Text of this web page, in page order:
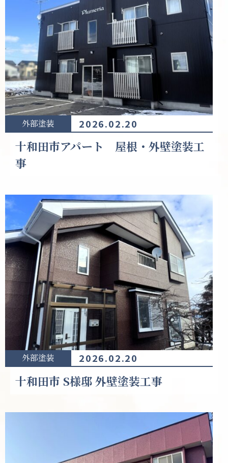
外部塗装 2026.02.20
十和田市アパート 屋根・外壁塗装工
事
外部塗装 2026.02.20
十和田市 S様邸 外壁塗装工事